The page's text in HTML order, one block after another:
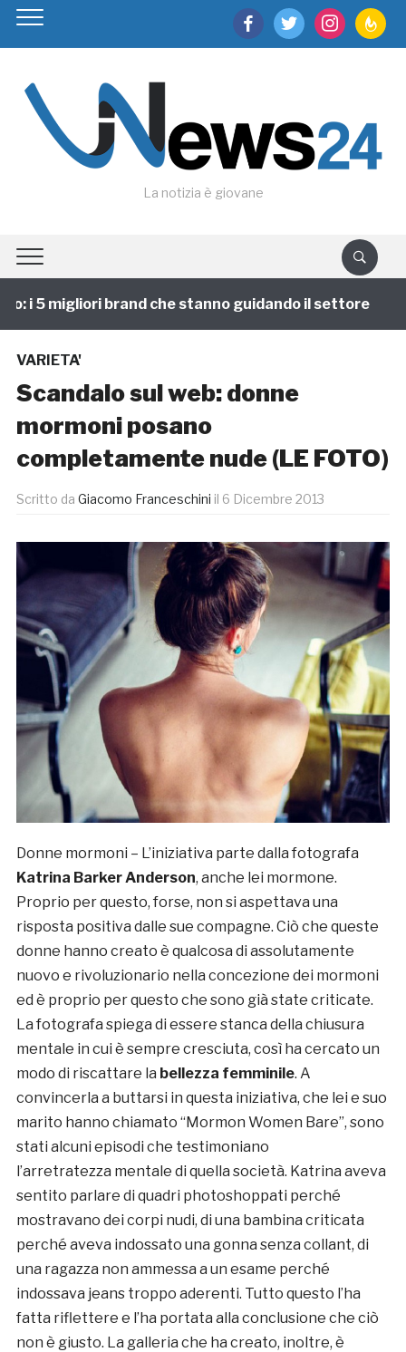
facebooktwitter instagram
La notizia è giovane
i 5 migliori brand che stanno guidando il settore
VARIETA'
Scandalo sul web: donne
mormoni posano
completamente nude (LE FOTO)
Scritto da Giacomo Franceschini il 6 Dicembre 2013
Donne mormoni – L’iniziativa parte dalla fotografa
Katrina Barker Anderson, anche lei mormone.
Proprio per questo, forse, non si aspettava una
risposta positiva dalle sue compagne. Ciò che queste
donne hanno creato è qualcosa di assolutamente
nuovo e rivoluzionario nella concezione dei mormoni
ed è proprio per questo che sono già state criticate.
La fotografa spiega di essere stanca della chiusura
mentale in cui è sempre cresciuta, così ha cercato un
modo di riscattare la bellezza femminile. A
convincerla a buttarsi in questa iniziativa, che lei e suo
marito hanno chiamato “Mormon Women Bare”, sono
stati alcuni episodi che testimoniano
l’arretratezza mentale di quella società. Katrina aveva
sentito parlare di quadri photoshoppati perché
mostravano dei corpi nudi, di una bambina criticata
perché aveva indossato una gonna senza collant, di
una ragazza non ammessa a un esame perché
indossava jeans troppo aderenti. Tutto questo l’ha
fatta riflettere e l’ha portata alla conclusione che ciò
non è giusto. La galleria che ha creato, inoltre, è